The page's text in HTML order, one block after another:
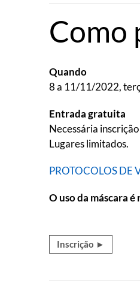
Como
Quando
8 a 11/11/2022,
Entrada gratuita
Necessária
Lugares limitados.
PROTOCOLOS DE
O uso da máscara
Inscrição ►